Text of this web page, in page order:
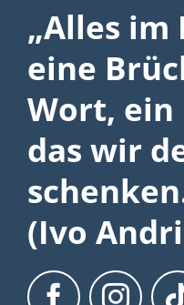
„Alles im
eine
Wort, ein
das wir
(Ivo